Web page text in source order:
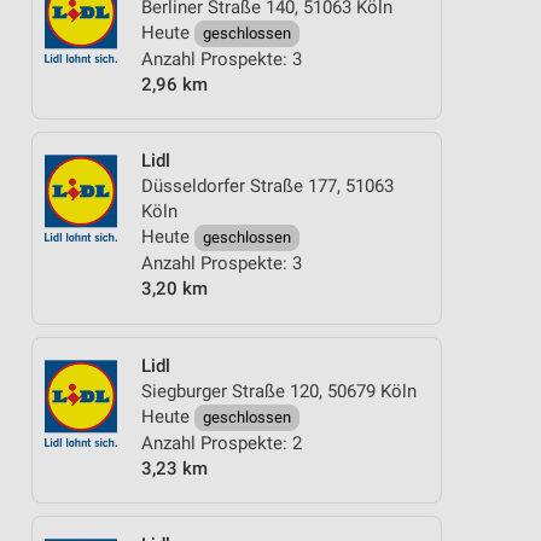
Berliner Straße 140, 51063 Köln
Heute
geschlossen
Anzahl Prospekte: 3
2,96 km
Lidl
Düsseldorfer Straße 177, 51063
Köln
Heute
geschlossen
Anzahl Prospekte: 3
3,20 km
Lidl
Siegburger Straße 120, 50679 Köln
Heute
geschlossen
Anzahl Prospekte: 2
3,23 km